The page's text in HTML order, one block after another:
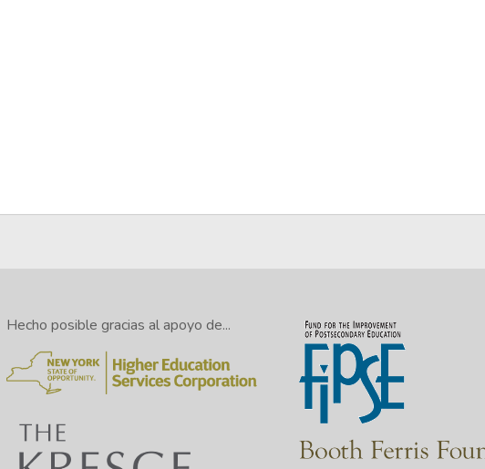
Hecho posible gracias al apoyo de...